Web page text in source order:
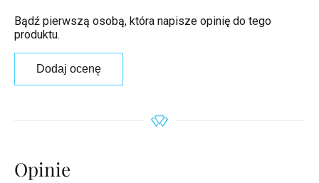
Bądź pierwszą osobą, która napisze opinię do tego
produktu.
Dodaj ocenę
Opinie